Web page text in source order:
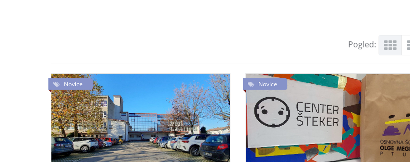
Pogled:
Novice Novice